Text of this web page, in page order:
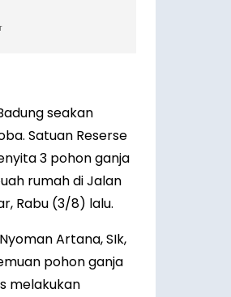
seakan
Satuan Reserse
3 pohon ganja
rumah di Jalan
Rabu (3/8) lalu.
Artana, SIk,
pohon ganja
melakukan